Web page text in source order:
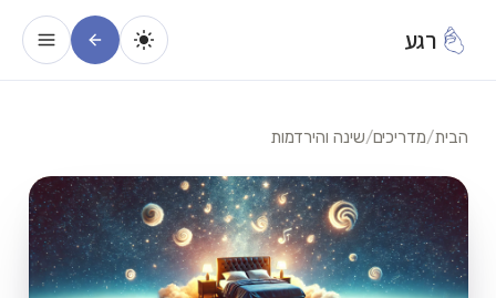
רגע
הבית/מדריכים/שינה והירדמות